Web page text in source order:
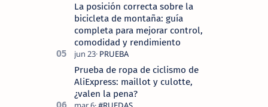
La posición correcta sobre la
bicicleta de montaña: guía
completa para mejorar control,
comodidad y rendimiento
Prueba de ropa de ciclismo de
AliExpress: maillot y culotte,
¿valen la pena?